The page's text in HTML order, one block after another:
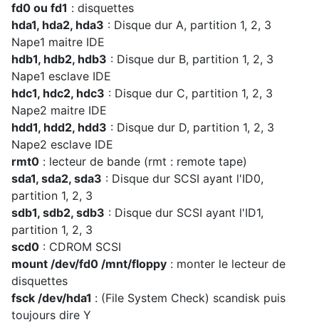
fd0 ou fd1 : disquettes
hda1, hda2, hda3 : Disque dur A, partition 1, 2, 3
Nape1 maitre IDE
hdb1, hdb2, hdb3 : Disque dur B, partition 1, 2, 3
Nape1 esclave IDE
hdc1, hdc2, hdc3 : Disque dur C, partition 1, 2, 3
Nape2 maitre IDE
hdd1, hdd2, hdd3 : Disque dur D, partition 1, 2, 3
Nape2 esclave IDE
rmt0 : lecteur de bande (rmt : remote tape)
sda1, sda2, sda3 : Disque dur SCSI ayant l'ID0,
partition 1, 2, 3
sdb1, sdb2, sdb3 : Disque dur SCSI ayant l'ID1,
partition 1, 2, 3
scd0 : CDROM SCSI
mount /dev/fd0 /mnt/floppy : monter le lecteur de
disquettes
fsck /dev/hda1 : (File System Check) scandisk puis
toujours dire Y